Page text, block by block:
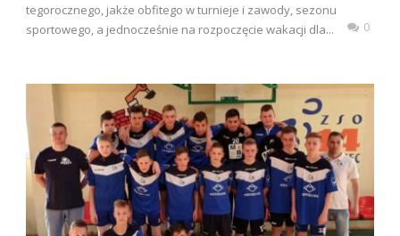
tegorocznego, jakże obfitego w turnieje i zawody, sezonu
sportowego, a jednocześnie na rozpoczęcie wakacji dla...
0